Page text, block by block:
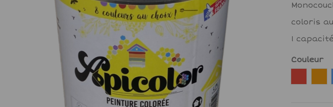
coloris
1
Couleur